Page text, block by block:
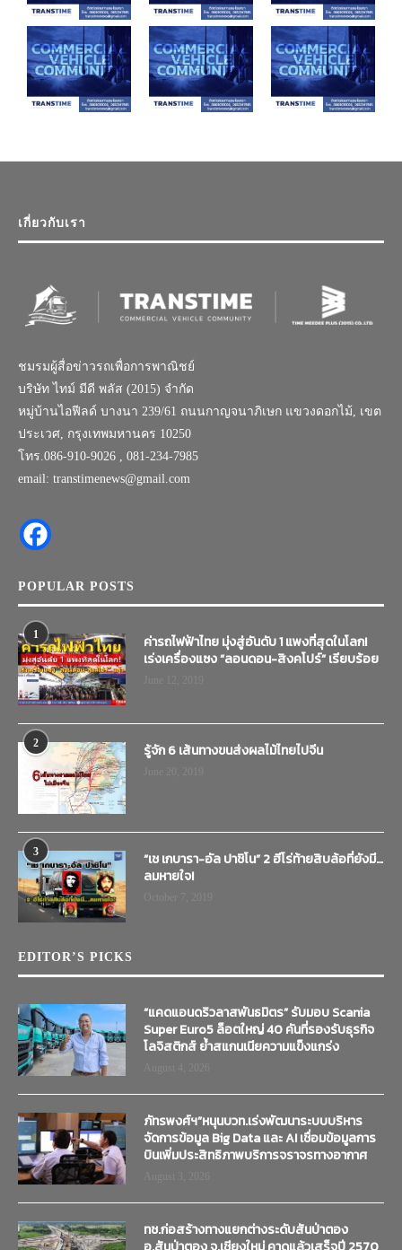
เกี่ยวกับเรา
ชมรมผู้สื่อข่าวรถเพื่อการพาณิชย์
บริษัท ไทม์ มีดี พลัส (2015) จำกัด
หมู่บ้านไอฟีลด์ บางนา 239/61 ถนนกาญจนาภิเษก แขวงดอกไม้, เขต
ประเวศ, กรุงเทพมหานคร 10250
โทร.086-910-9026 , 081-234-7985
email: transtimenews@gmail.com
POPULAR POSTS
1
ค่ารถไฟฟ้าไทย มุ่งสู่อันดับ 1 แพงที่สุดในโลก!
เร่งเครื่องแซง “ลอนดอน-สิงคโปร์” เรียบร้อย
2 รู้จัก 6 เส้นทางขนส่งผลไม้ไทยไปจีน
3
“เช เกบารา-อัล ปาชิโน” 2 ฮีโร่ท้ายสิบล้อที่ยังมี…
ลมหายใจ!
EDITOR’S PICKS
“แคดแอนดริวลาสพันธมิตร” รับมอบ Scania
Super Euro5 ล็อตใหญ่ 40 คันที่รองรับธุรกิจ
โลจิสติกส์ ย้ำสแกนเนียความแข็งแกร่ง
ภัทรพงศ์ฯ”หนุนบวท.เร่งพัฒนาระบบบริหาร
จัดการข้อมูล Big Data และ AI เชื่อมข้อมูลการ
บินเพิ่มประสิทธิภาพบริการจราจรทางอากาศ
ทช.ก่อสร้างทางแยกต่างระดับสันป่าตอง